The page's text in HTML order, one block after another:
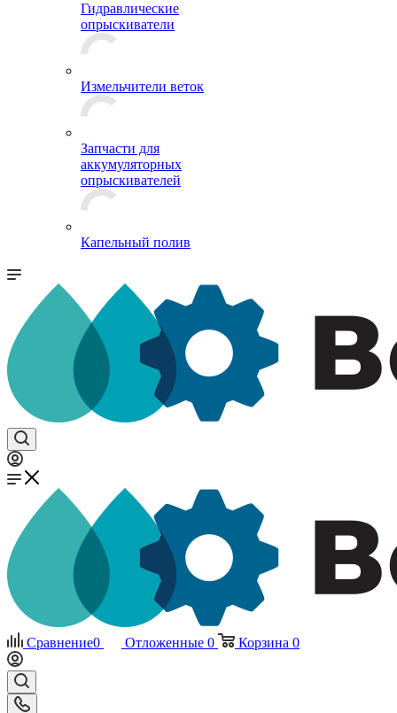
Гидравлические
опрыскиватели
Измельчители веток
Запчасти для
аккумуляторных
опрыскивателей
Капельный полив
Сравнение0 Отложенные 0 Корзина 0